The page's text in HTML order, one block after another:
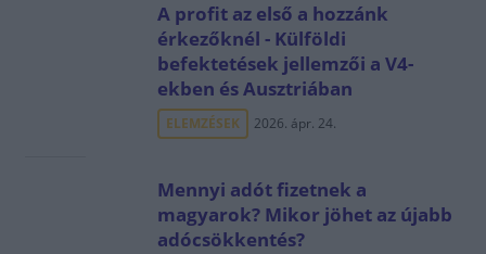
A profit az első a hozzánk
érkezőknél - Külföldi
befektetések jellemzői a V4-
ekben és Ausztriában
ELEMZÉSEK 2026. ápr. 24.
Mennyi adót fizetnek a
magyarok? Mikor jöhet az újabb
adócsökkentés?